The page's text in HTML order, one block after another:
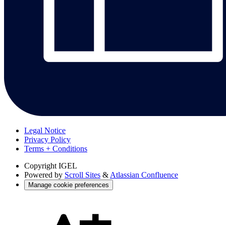
Legal Notice
Privacy Policy
Terms + Conditions
Copyright IGEL
Powered by Scroll Sites & Atlassian Confluence
Manage cookie preferences